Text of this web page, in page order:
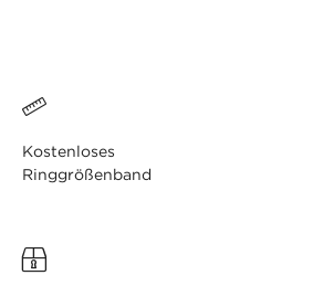
Kostenloses
Ringgrößenband